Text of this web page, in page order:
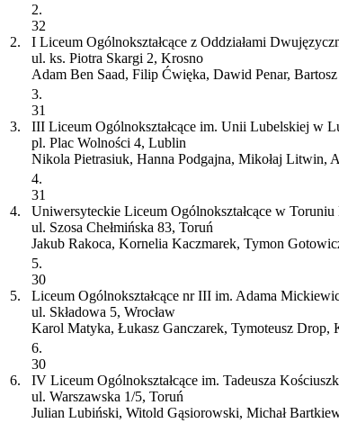
2.
2.
32
I Liceum Ogólnokształcące z Oddziałami
ul. ks. Piotra Skargi 2, Krosno
Adam Ben Saad, Filip Ćwięka, Dawid Penar,
3.
3.
31
III Liceum Ogólnokształcące im. Unii Lubelskiej w
pl. Plac Wolności 4, Lublin
Nikola Pietrasiuk, Hanna Podgajna, Mikołaj Litwin,
4.
4.
31
Uniwersyteckie Liceum Ogólnokształcące w Toruniu
ul. Szosa Chełmińska 83, Toruń
Jakub Rakoca, Kornelia Kaczmarek, Tymon
5.
5.
30
Liceum Ogólnokształcące nr III im. Adama
ul. Składowa 5, Wrocław
Karol Matyka, Łukasz Ganczarek, Tymoteusz Drop,
6.
6.
30
IV Liceum Ogólnokształcące im. Tadeusza
ul. Warszawska 1/5, Toruń
Julian Lubiński, Witold Gąsiorowski, Michał